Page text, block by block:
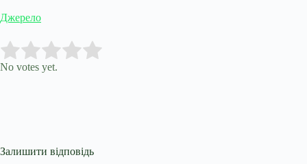
Джерело
Rate this item:
No votes yet.
Залишити відповідь